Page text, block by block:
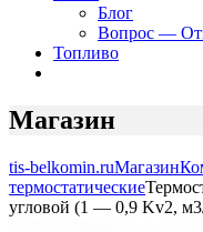
Блог
Вопрос —
Топливо
Магазин
tis-belkomin.ruМагазин
термостатические
угловой (1 — 0,9 Kv2,